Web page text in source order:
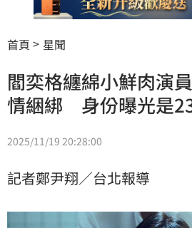
首頁 星聞
閻奕格纏綿小鮮肉演
情綑綁 身份曝光是
2025/11/19 20:28:00
記者鄭尹翔／台北報導